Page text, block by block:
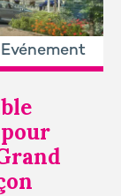
Evénement